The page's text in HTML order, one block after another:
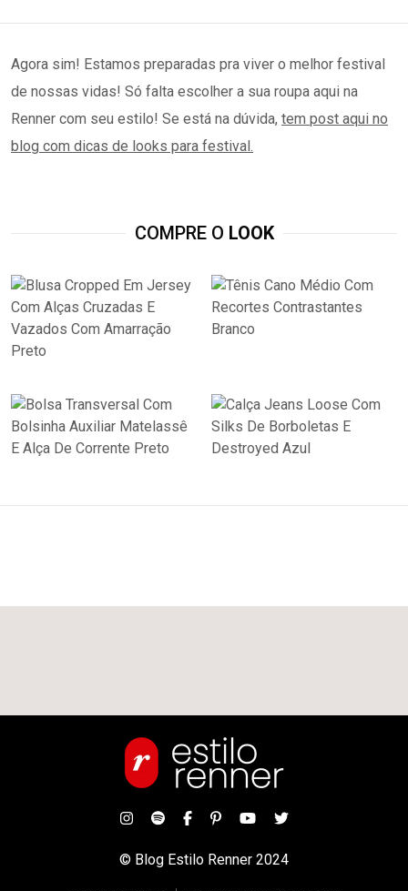
Agora sim! Estamos preparadas pra viver o melhor festival
de nossas vidas! Só falta escolher a sua roupa aqui na
Renner com seu estilo! Se está na dúvida, tem post aqui no
blog com dicas de looks para festival.
COMPRE O LOOK
© Blog Estilo Renner 2024